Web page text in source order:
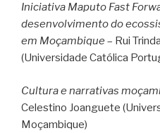
Iniciativa Maputo Fast
desenvolvimento do
em Moçambique – Rui
(Universidade Católica
Cultura e narrativas
Celestino Joanguete
Moçambique)